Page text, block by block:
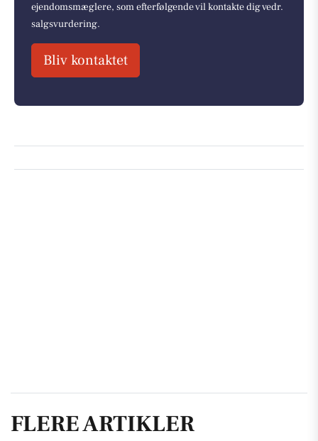
ejendomsmæglere, som efterfølgende vil kontakte dig vedr.
salgsvurdering.
Bliv kontaktet
FLERE ARTIKLER